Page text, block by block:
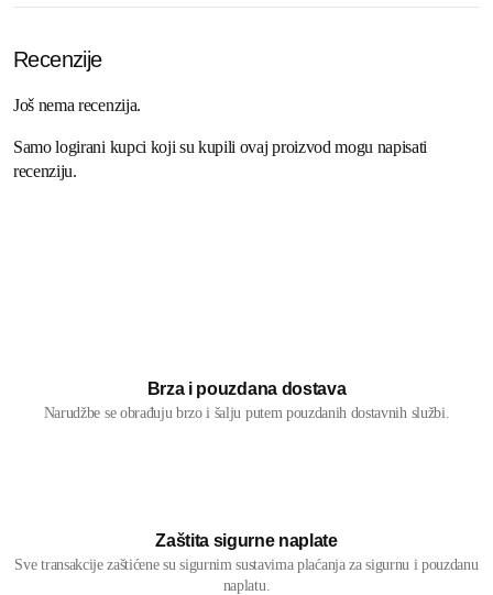
Recenzije
Još nema recenzija.
Samo logirani kupci koji su kupili ovaj proizvod mogu napisati
recenziju.
Brza i pouzdana dostava
Narudžbe se obrađuju brzo i šalju putem pouzdanih dostavnih službi.
Zaštita sigurne naplate
Sve transakcije zaštićene su sigurnim sustavima plaćanja za sigurnu i pouzdanu
naplatu.